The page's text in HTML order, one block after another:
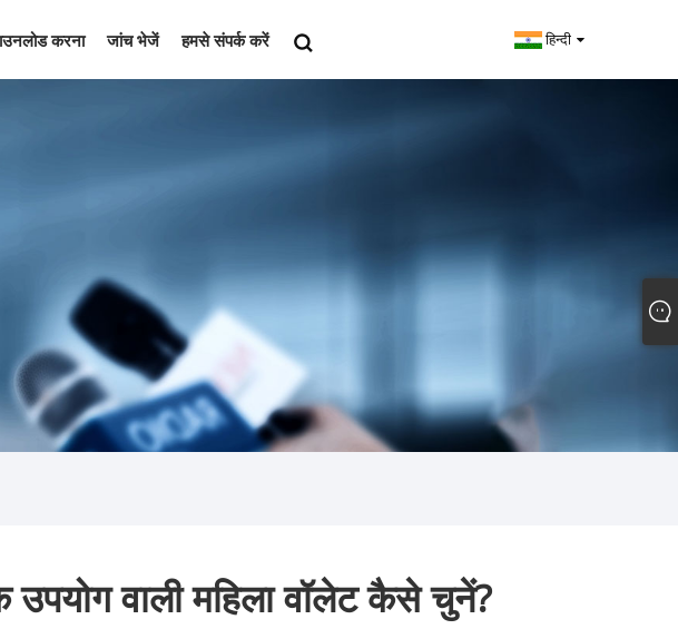
करना जांच भेजें हमसे संपर्क करें हिन्दी
वाली महिला वॉलेट कैसे चुनें?